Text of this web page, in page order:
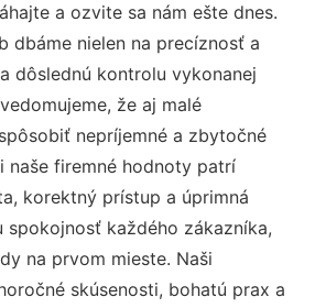
a ozvite sa nám ešte dnes.
dbáme nielen na precíznosť a
dôslednú kontrolu vykonanej
že aj malé
nepríjemné a zbytočné
naše firemné hodnoty patrí
korektný prístup a úprimná
spokojnosť každého zákazníka,
na prvom mieste. Naši
skúsenosti, bohatú prax a